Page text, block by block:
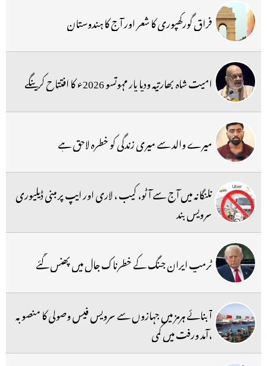
فراق گورکھپوری کا شعر اور آج کا ہندوستان
امیت شاہ بھارتیہ ودیا پار مہوتسو 2026ء کا افتتاح کرینگے
میرے والد سے میری زندگی کو خطرہ لاحق ہے
تلنگانہ میں آج سے آٹو، کیب ، لاری اور ایپ پر مبنی ڈیلیوری
سرویس بند
ٹرمپ ایران جنگ کے خطرناک جال میں پھنس گئے
آبنائے ہرمز میں جہازوں سے سرویس فیس وصولی کا منصوبہ
،آمد ورفت میں کمی